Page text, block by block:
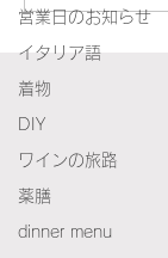
営業日のお知らせ
イタリア語
着物
DIY
ワインの旅路
薬膳
dinner menu
[2025年3